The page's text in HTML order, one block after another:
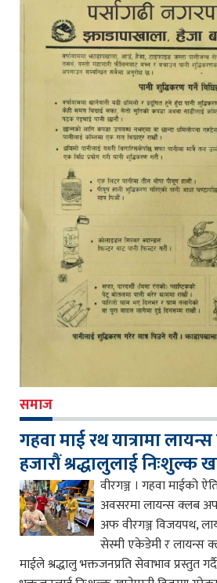
समाज
गहवा माई रथ यात्रामा
हजारौं श्रद्धालुलाई निःशुल्क
वीरगञ्ज । गहवा माईको
अवसरमा लायन्स क्लब
अफ वीरगञ्ज विजयपथ,
सेस्मी एकेडेमी र लायन्स
माईले श्रद्धालु भक्तजनप्रति सेवाभाव प्रस्तुत